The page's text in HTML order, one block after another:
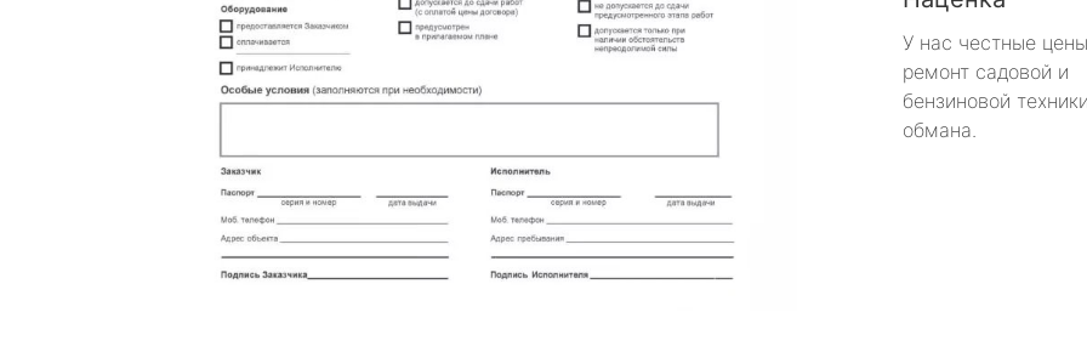
У нас честные
ремонт садовой и
бензиновой
обмана.